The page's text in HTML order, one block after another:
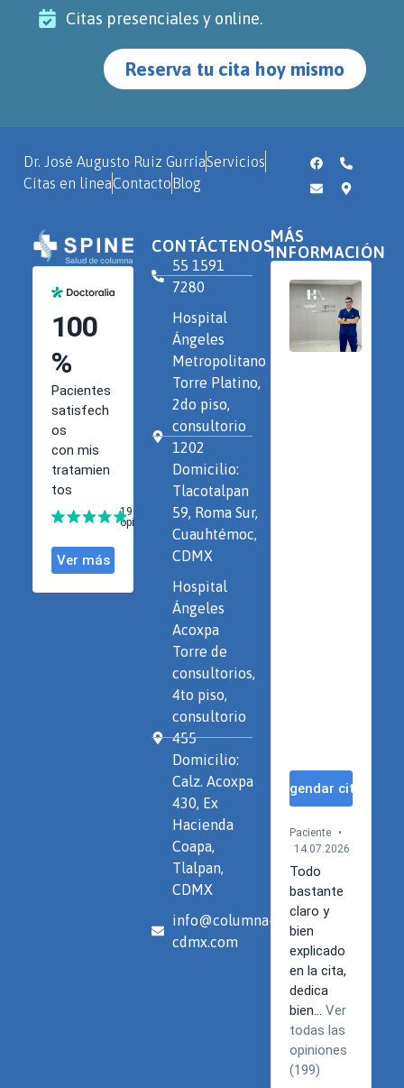
Citas presenciales y online.
Reserva tu cita hoy mismo
Dr. José Augusto Ruiz GurríaServicios
Citas en líneaContactoBlog
CONTÁCTENOS
55 1591
7280
Hospital
Ángeles
Metropolitano
Torre Platino,
2do piso,
consultorio
1202
Domicilio:
Tlacotalpan
59, Roma Sur,
Cuauhtémoc,
CDMX
Hospital
Ángeles
Acoxpa
Torre de
consultorios,
4to piso,
consultorio
455
Domicilio:
Calz. Acoxpa
430, Ex
Hacienda
Coapa,
Tlalpan,
CDMX
info@columna-
cdmx.com
MÁS
INFORMACIÓN